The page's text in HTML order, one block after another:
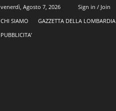
venerdì, Agosto 7, 2026
Sign in / Join
CHI SIAMO
GAZZETTA DELLA LOMBARDIA
PUBBLICITA’